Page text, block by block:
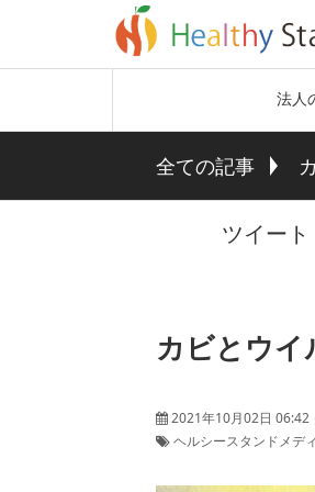
法人
全ての記事
ツイート
カビとウイ
2021年10月02日 06:42
ヘルシースタンドメデ